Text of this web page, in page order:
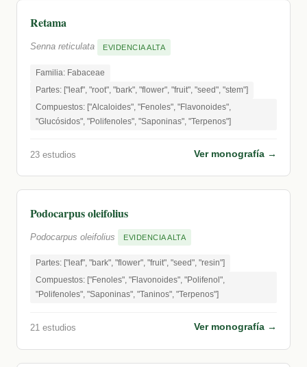
Retama
Senna reticulata EVIDENCIA ALTA
Familia: Fabaceae
Partes: ["leaf", "root", "bark", "flower", "fruit", "seed", "stem"]
Compuestos: ["Alcaloides", "Fenoles", "Flavonoides",
"Glucósidos", "Polifenoles", "Saponinas", "Terpenos"]
23 estudios Ver monografía →
Podocarpus oleifolius
Podocarpus oleifolius EVIDENCIA ALTA
Partes: ["leaf", "bark", "flower", "fruit", "seed", "resin"]
Compuestos: ["Fenoles", "Flavonoides", "Polifenol",
"Polifenoles", "Saponinas", "Taninos", "Terpenos"]
21 estudios Ver monografía →